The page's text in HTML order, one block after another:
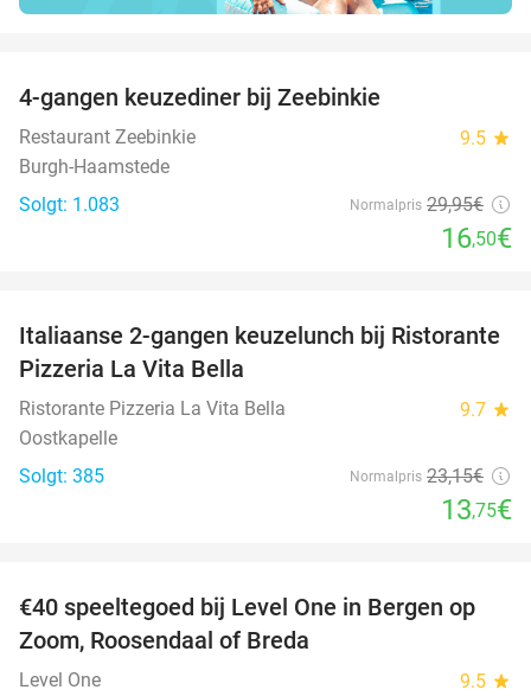
4-gangen keuzediner bij Zeebinkie
Restaurant Zeebinkie 9.5 star
Burgh-Haamstede
Solgt: 1.083
Normalpris 29,95€
16,50€
41%
Italiaanse 2-gangen keuzelunch bij Ristorante
Pizzeria La Vita Bella
Ristorante Pizzeria La Vita Bella 9.7 star
Oostkapelle
Solgt: 385
Normalpris 23,15€
13,75€
50%
€40 speeltegoed bij Level One in Bergen op
Zoom, Roosendaal of Breda
Level One 9.5 star